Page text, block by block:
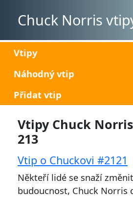
Chuck Norris
Vtipy
Náhodný vtip
Přidat vtip
Vtipy Chuck
213
Vtip o Chuckovi #2121
Někteří lidé se snaží
budoucnost, Chuck Norris